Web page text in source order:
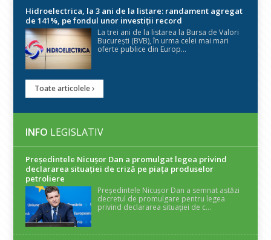
Hidroelectrica, la 3 ani de la listare: randament agregat
de 141%, pe fondul unor investiții record
La trei ani de la listarea la Bursa de Valori
București (BVB), în urma celei mai mari
oferte publice din Europ...
Toate articolele
INFO LEGISLATIV
Președintele Nicuşor Dan a promulgat legea privind
declararea situaţiei de criză pe piaţa produselor
petroliere
Președintele Nicușor Dan a semnat astăzi
decretul de promulgare pentru legea
privind declararea situației de c...